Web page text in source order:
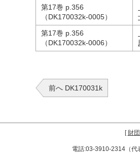
第17巻 p.356
（DK170032k-0005）
第17巻 p.356
（DK170032k-0006）
前へ DK170031k
[財
電話:03-3910-2314（